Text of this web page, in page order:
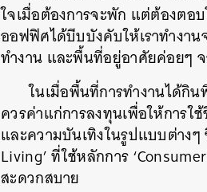
ใจเมื่อต้องการจะพัก แต่ต้องตอ
ออฟฟิศได้บีบบังคับให้เราทำงา
ทำงาน และพื้นที่อยู่อาศัยค่อยๆ จ
ในเมื่อพื้นที่การทำงานได้กิ
ควรค่าแก่การลงทุนเพื่อให้การใ
และความบันเทิงในรูปแบบต่าง
Living’ ที่ใช้หลักการ
สะดวกสบาย